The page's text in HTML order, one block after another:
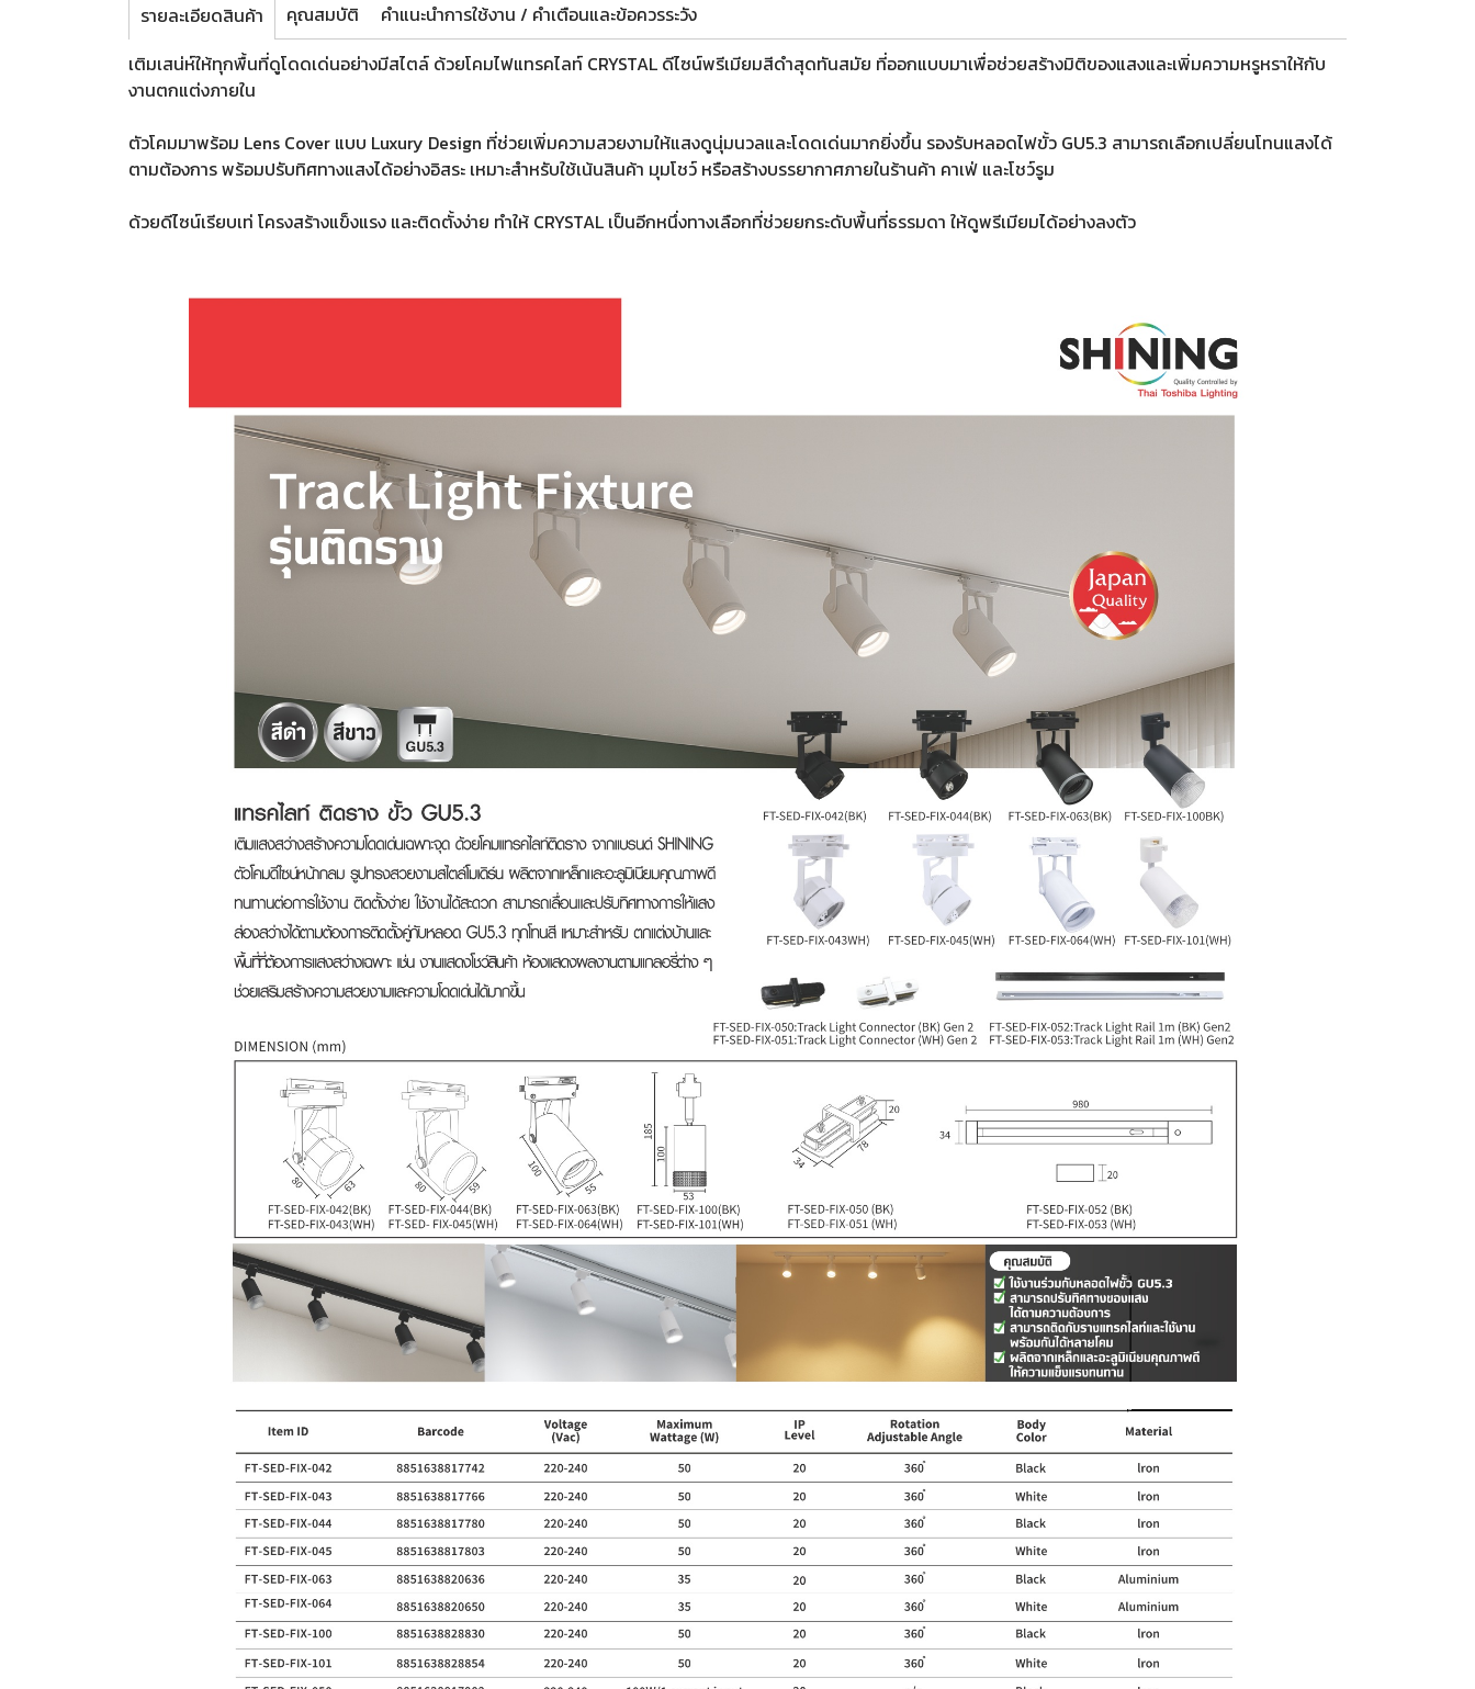
รายละเอียดสินค้า คุณสมบัติ
คำแนะนำการใช้งาน / คำเตือนและข้อควรระวัง
เติมเสน่ห์ให้ทุกพื้นที่ดูโดดเด่นอย่างมีสไตล์ ด้วยโคมไฟแทรคไลท์ CRYSTAL ดีไซน์พรีเมียมสีดำสุดทันสมัย ที่ออกแบบมาเพื่อช่วยสร้างมิติของแสงและเพิ่มความหรูหราให้กับ
งานตกแต่งภายใน
ตัวโคมมาพร้อม Lens Cover แบบ Luxury Design ที่ช่วยเพิ่มความสวยงามให้แสงดูนุ่มนวลและโดดเด่นมากยิ่งขึ้น รองรับหลอดไฟขั้ว GU5.3 สามารถเลือกเปลี่ยนโทนแสงได้
ตามต้องการ พร้อมปรับทิศทางแสงได้อย่างอิสระ เหมาะสำหรับใช้เน้นสินค้า มุมโชว์ หรือสร้างบรรยากาศภายในร้านค้า คาเฟ่ และโชว์รูม
ด้วยดีไซน์เรียบเท่ โครงสร้างแข็งแรง และติดตั้งง่าย ทำให้ CRYSTAL เป็นอีกหนึ่งทางเลือกที่ช่วยยกระดับพื้นที่ธรรมดา ให้ดูพรีเมียมได้อย่างลงตัว